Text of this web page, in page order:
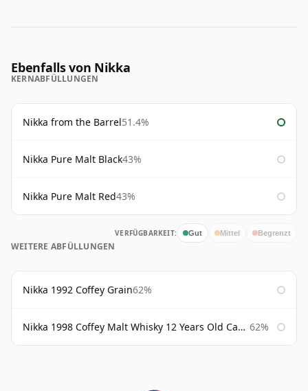
Ebenfalls von Nikka
KERNABFÜLLUNGEN
Nikka from the Barrel51.4%
Nikka Pure Malt Black43%
Nikka Pure Malt Red43%
VERFÜGBARKEIT: Gut Mittel Begrenzt
WEITERE ABFÜLLUNGEN
Nikka 1992 Coffey Grain62%
Nikka 1998 Coffey Malt Whisky 12 Years Old Cask #133421 62%